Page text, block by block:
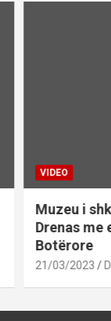
VIDEO
Muzeu i
Drenas me
Botërore
21/03/2023